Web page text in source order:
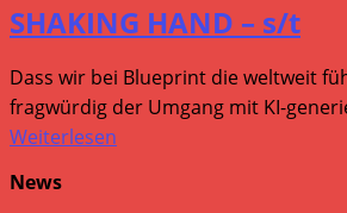
SHAKING HAND – s/t
Dass wir bei Blueprint die weltweit
fragwürdig der Umgang mit KI-
Weiterlesen
News